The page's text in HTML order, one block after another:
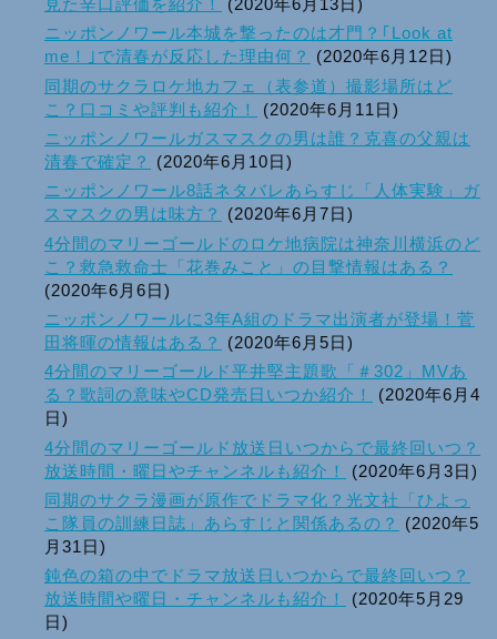
見た辛口評価を紹介！
(2020年6月13日)
ニッポンノワール本城を撃ったのは才門？｢Look at
me！｣で清春が反応した理由何？
(2020年6月12日)
同期のサクラロケ地カフェ（表参道）撮影場所はど
こ？口コミや評判も紹介！
(2020年6月11日)
ニッポンノワールガスマスクの男は誰？克喜の父親は
清春で確定？
(2020年6月10日)
ニッポンノワール8話ネタバレあらすじ「人体実験」ガ
スマスクの男は味方？
(2020年6月7日)
4分間のマリーゴールドのロケ地病院は神奈川横浜のど
こ？救急救命士「花巻みこと」の目撃情報はある？
(2020年6月6日)
ニッポンノワールに3年A組のドラマ出演者が登場！菅
田将暉の情報はある？
(2020年6月5日)
4分間のマリーゴールド平井堅主題歌「＃302」MVあ
る？歌詞の意味やCD発売日いつか紹介！
(2020年6月4
日)
4分間のマリーゴールド放送日いつからで最終回いつ？
放送時間・曜日やチャンネルも紹介！
(2020年6月3日)
同期のサクラ漫画が原作でドラマ化？光文社「ひよっ
こ隊員の訓練日誌」あらすじと関係あるの？
(2020年5
月31日)
鈍色の箱の中でドラマ放送日いつからで最終回いつ？
放送時間や曜日・チャンネルも紹介！
(2020年5月29
日)